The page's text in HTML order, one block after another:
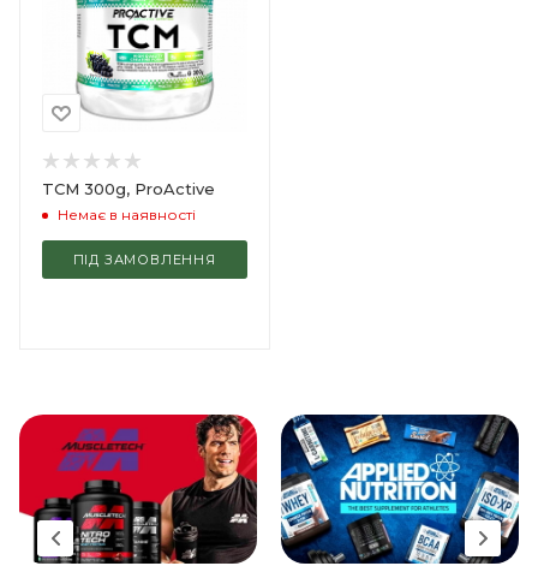
TCM 300g, ProActive
Немає в наявності
ПІД ЗАМОВЛЕННЯ